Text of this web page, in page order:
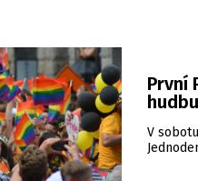
První
hudbu
V